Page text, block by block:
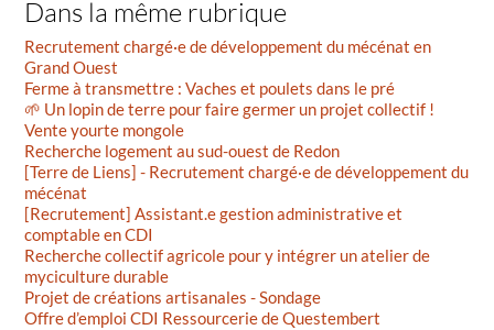
Dans la même rubrique
Recrutement chargé·e de développement du mécénat en
Grand Ouest
Ferme à transmettre : Vaches et poulets dans le pré
🌱 Un lopin de terre pour faire germer un projet collectif !
Vente yourte mongole
Recherche logement au sud-ouest de Redon
[Terre de Liens] - Recrutement chargé·e de développement du
mécénat
[Recrutement] Assistant.e gestion administrative et
comptable en CDI
Recherche collectif agricole pour y intégrer un atelier de
myciculture durable
Projet de créations artisanales - Sondage
Offre d’emploi CDI Ressourcerie de Questembert